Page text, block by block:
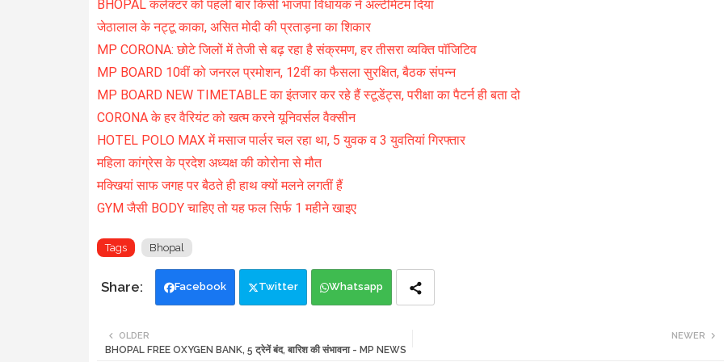
BHOPAL कलेक्टर को पहली बार किसी भाजपा विधायक ने अल्टीमेटम दिया
जेठालाल के नट्टू काका, असित मोदी की प्रताड़ना का शिकार
MP CORONA: छोटे जिलों में तेजी से बढ़ रहा है संक्रमण, हर तीसरा व्यक्ति पॉजिटिव
MP BOARD 10वीं को जनरल प्रमोशन, 12वीं का फैसला सुरक्षित, बैठक संपन्न
MP BOARD NEW TIMETABLE का इंतजार कर रहे हैं स्टूडेंट्स, परीक्षा का पैटर्न ही बता दो
CORONA के हर वैरियंट को खत्म करने यूनिवर्सल वैक्सीन
HOTEL POLO MAX में मसाज पार्लर चल रहा था, 5 युवक व 3 युवतियां गिरफ्तार
महिला कांग्रेस के प्रदेश अध्यक्ष की कोरोना से मौत
मक्खियां साफ जगह पर बैठते ही हाथ क्यों मलने लगतीं हैं
GYM जैसी BODY चाहिए तो यह फल सिर्फ 1 महीने खाइए
Tags Bhopal
Facebook Twitter Whatsapp
NEWER
OLDER
BHOPAL FREE OXYGEN BANK, 5 ट्रेनें बंद, बारिश की संभावना - MP NEWS